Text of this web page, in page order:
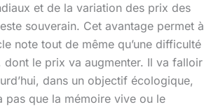
et de la variation des prix des
souverain. Cet avantage permet à
note tout de même qu’une difficulté
le prix va augmenter. Il va falloir
dans un objectif écologique,
pas que la mémoire vive ou le